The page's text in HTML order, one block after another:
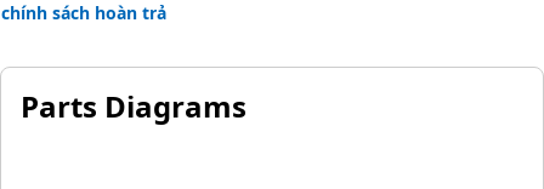
chính sách hoàn trả
Parts Diagrams